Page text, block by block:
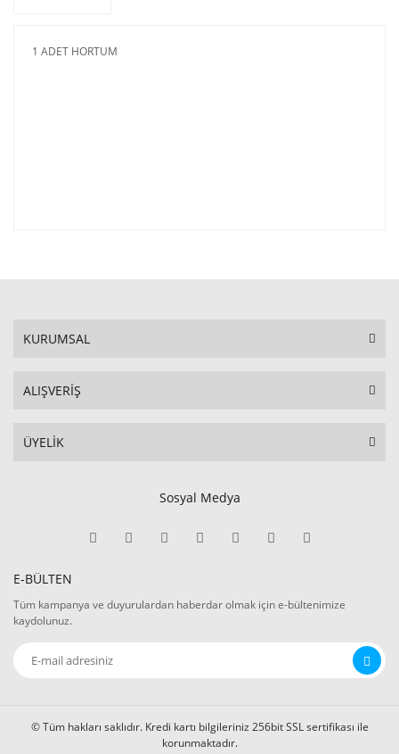
1 ADET HORTUM
KURUMSAL
ALIŞVERİŞ
ÜYELİK
Sosyal Medya
E-BÜLTEN
Tüm kampanya ve duyurulardan haberdar olmak için e-bültenimize
kaydolunuz.
© Tüm hakları saklıdır. Kredi kartı bilgileriniz 256bit SSL sertifikası ile
korunmaktadır.